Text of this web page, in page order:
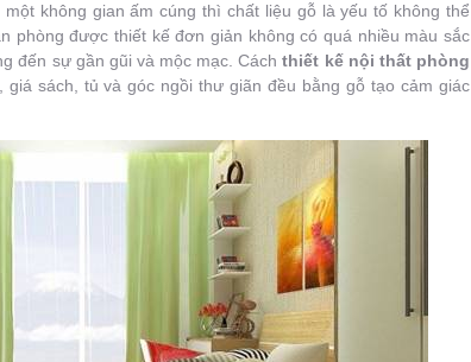
không gian ấm cúng thì chất liệu gỗ là yếu tố không thể
phòng được thiết kế đơn giản không có quá nhiều màu sắc
đến sự gần gũi và mộc mạc. Cáchthiết kế nội thất phòng
sách, tủ và góc ngồi thư giãn đều bằng gỗ tạo cảm giác